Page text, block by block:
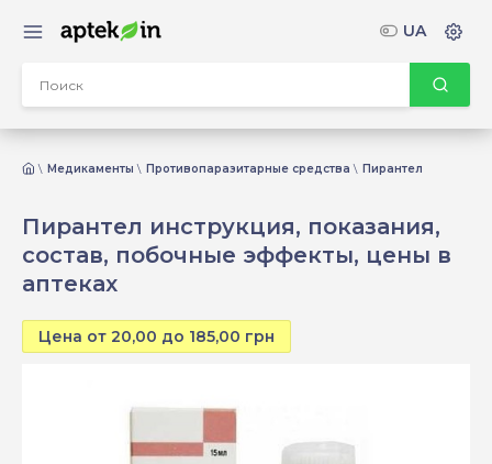
Медикаменты Противопаразитарные средства Пирантел
Пирантел инструкция, показания,
состав, побочные эффекты, цены в
аптеках
Цена от 20,00 до 185,00 грн
UA